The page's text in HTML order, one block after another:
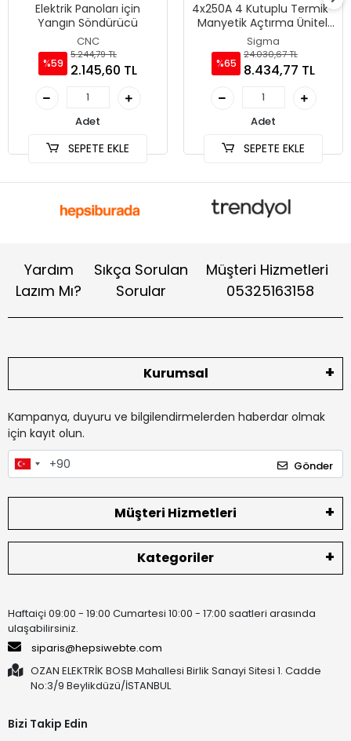
Elektrik Panoları için
Yangın Söndürücü
CNC
%59
5.244,79 TL
2.145,60 TL
Adet
SEPETE EKLE
4x250A 4 Kutuplu Termik-
Manyetik Açtırma Üniteli
Ayarlı Tip AG Devre Kesici
Sigma
%65
24.030,67 TL
8.434,77 TL
Adet
SEPETE EKLE
Yardım
Lazım Mı?
Sıkça Sorulan
Sorular
Müşteri Hizmetleri
05325163158
Kurumsal
Kampanya, duyuru ve bilgilendirmelerden haberdar olmak
için kayıt olun.
Gönder
Müşteri Hizmetleri
Kategoriler
Haftaiçi 09:00 - 19:00 Cumartesi 10:00 - 17:00 saatleri arasında
ulaşabilirsiniz.
siparis@hepsiwebte.com
OZAN ELEKTRİK BOSB Mahallesi Birlik Sanayi Sitesi 1. Cadde
No:3/9 Beylikdüzü/İSTANBUL
Bizi Takip Edin